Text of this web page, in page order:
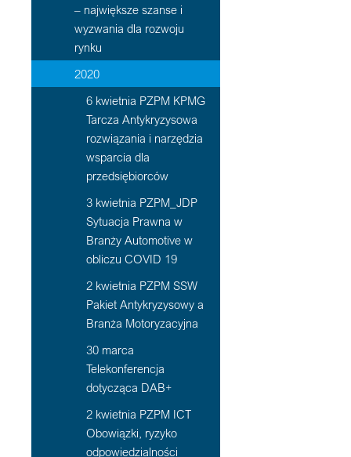
– największe szanse i
wyzwania dla rozwoju
rynku
2020
6 kwietnia PZPM KPMG
Tarcza Antykryzysowa
rozwiązania i narzędzia
wsparcia dla
przedsiębiorców
3 kwietnia PZPM_JDP
Sytuacja Prawna w
Branży Automotive w
obliczu COVID 19
2 kwietnia PZPM SSW
Pakiet Antykryzysowy a
Branża Motoryzacyjna
30 marca
Telekonferencja
dotycząca DAB+
2 kwietnia PZPM ICT
Obowiązki, ryzyko
odpowiedzialności